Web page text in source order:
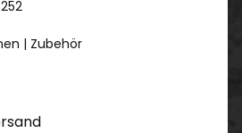
| Zubehör